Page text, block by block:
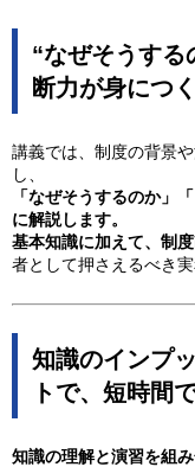
“なぜそうする
断力が身につく
講義では、制度の背景
し、
「なぜそうするのか」
に解説します。
基本知識に加えて、制
者として押さえるべき
知識のインプ
トで、短時間
知識の理解と演習を組